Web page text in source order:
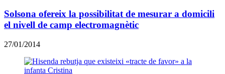
Solsona ofereix la possibilitat de mesurar a domicili
el nivell de camp electromagnètic
27/01/2014